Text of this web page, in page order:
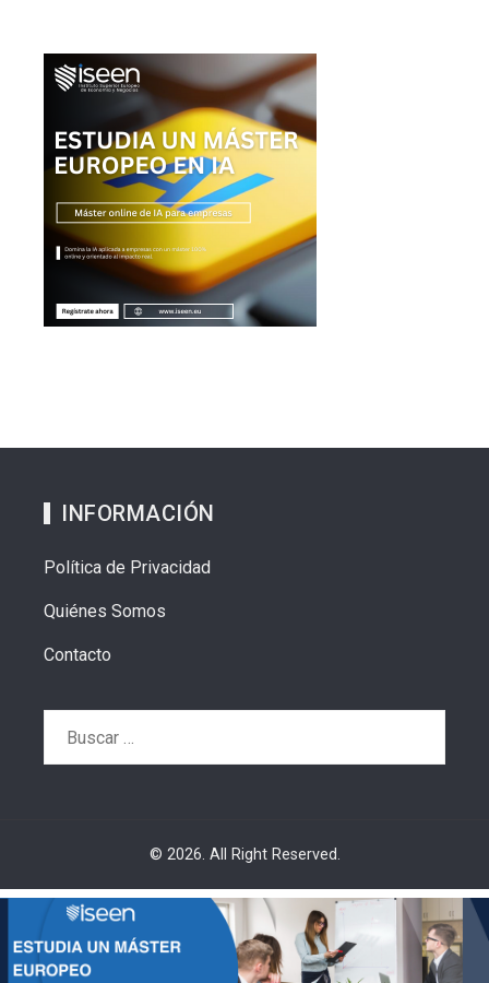
INFORMACIÓN
Política de Privacidad
Quiénes Somos
Contacto
© 2026. All Right Reserved.